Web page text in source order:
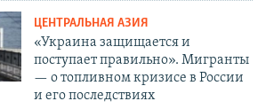
ЦЕНТРАЛЬНАЯ АЗИЯ
«Украина защищается и
поступает правильно». Мигранты
— о топливном кризисе в России
и его последствиях